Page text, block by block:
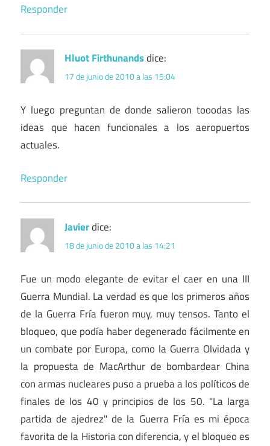
Responder
Hluot Firthunandsdice:
17 de junio de 2010 a las 15:04
Y luego preguntan de donde salieron tooodas las
ideas que hacen funcionales a los aeropuertos
actuales.
Responder
Javierdice:
18 de junio de 2010 a las 14:21
Fue un modo elegante de evitar el caer en una III
Guerra Mundial. La verdad es que los primeros años
de la Guerra Fría fueron muy, muy tensos. Tanto el
bloqueo, que podía haber degenerado fácilmente en
un combate por Europa, como la Guerra Olvidada y
la propuesta de MacArthur de bombardear China
con armas nucleares puso a prueba a los políticos de
finales de los 40 y principios de los 50. "La larga
partida de ajedrez" de la Guerra Fría es mi época
favorita de la Historia con diferencia, y el bloqueo es